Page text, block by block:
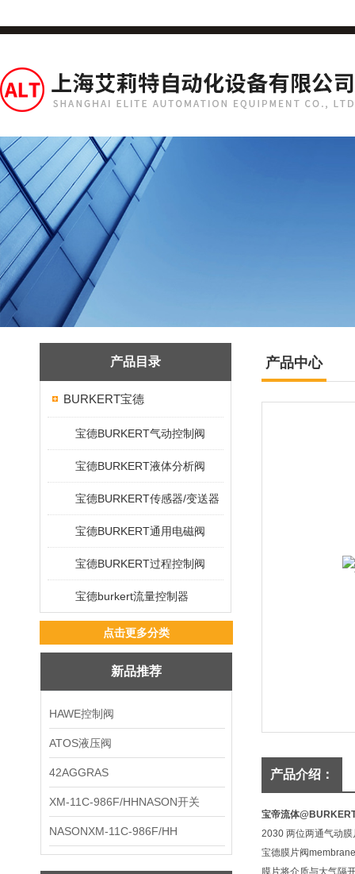
产品目录
BURKERT宝德
宝德BURKERT气动控制阀
宝德BURKERT液体分析阀
宝德BURKERT传感器/变送器
宝德BURKERT通用电磁阀
宝德BURKERT过程控制阀
宝德burkert流量控制器
点击更多分类
新品推荐
HAWE控制阀
ATOS液压阀
42AGGRAS
XM-11C-986F/HHNASON开关
NASONXM-11C-986F/HH
产品中心
产品介绍：
宝帝流体
2030 两位两通气动
宝德膜片阀
膜片将介质与大气隔